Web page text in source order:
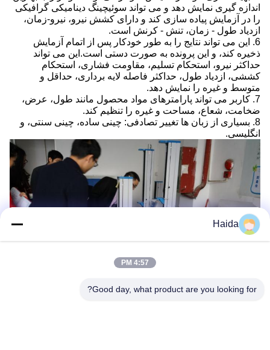
اندازه گیری نمایش دهد و می تواند سوئیچینگ دینامیکی گرافیکی
را در آزمایش پیاده سازی کند و دارای کشش نیرو، نیرو-زمان،
ازدیاد طول - زمان، تنش - کرنش است.
6. این می تواند نتایج را به طور خودکار پس از اتمام آزمایش
ذخیره کند، و این پرونده به صورت دستی است.این می تواند
حداکثر نیرو، استحکام تسلیم، مقاومت فشاری، استحکام
کششی، ازدیاد طول، حداکثر فاصله لایه برداری، حداقل و
متوسط ​​و غیره را نمایش دهد.
7. کاربر می تواند پارامترهای مواد محصول مانند طول، عرض،
ضخامت، شعاع، مساحت و غیره را تنظیم کند.
8. بسیاری از زبان ها تغییر تصادفی: چینی ساده، چینی سنتی، و
انگلیسی.
Haida
4:57 PM
Good day, what product are you looking for?